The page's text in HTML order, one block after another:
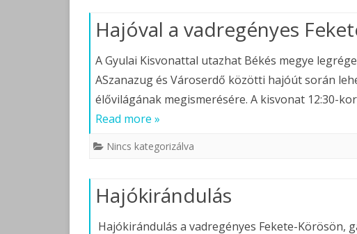
Hajóval a vadregényes
A Gyulai Kisvonattal utazhat Békés megye
ASzanazug és Városerdő közötti hajóút során
élővilágának megismerésére. A kisvonat 12:30-
Read more »
Nincs kategorizálva
Hajókirándulás
Hajókirándulás a vadregényes Fekete-Körösön,